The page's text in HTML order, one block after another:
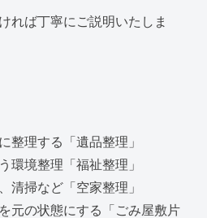
れば丁寧にご説明いたしま
整理する「遺品整理」
環境整理「福祉整理」
清掃など「空家整理」
元の状態にする「ごみ屋敷片